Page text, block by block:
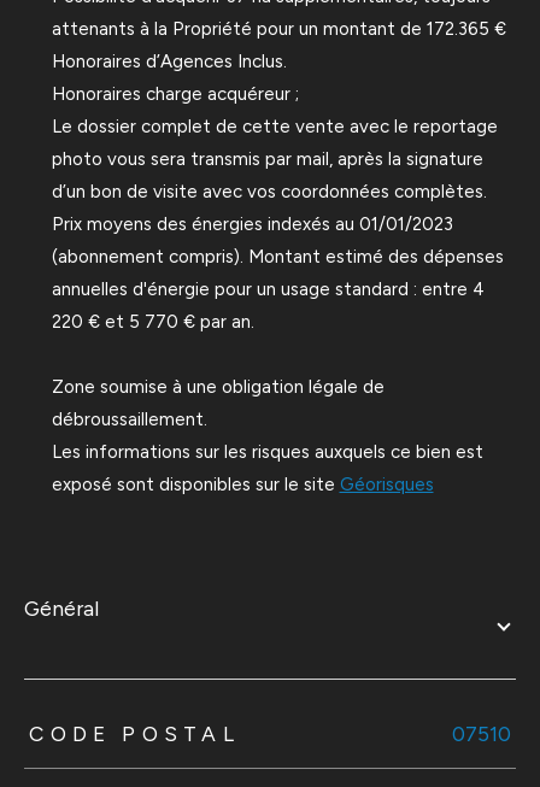
attenants à la Propriété pour un montant de 172.365 €
Honoraires d’Agences Inclus.
Honoraires charge acquéreur ;
Le dossier complet de cette vente avec le reportage
photo vous sera transmis par mail, après la signature
d’un bon de visite avec vos coordonnées complètes.
Prix moyens des énergies indexés au 01/01/2023
(abonnement compris). Montant estimé des dépenses
annuelles d'énergie pour un usage standard : entre 4
220 € et 5 770 € par an.
Zone soumise à une obligation légale de
débroussaillement.
Les informations sur les risques auxquels ce bien est
exposé sont disponibles sur le site Géorisques
général
TRAD_ZEPHYR_Caracteristique TRAD_ZEPHYR_Valeurs
CODE POSTAL 07510